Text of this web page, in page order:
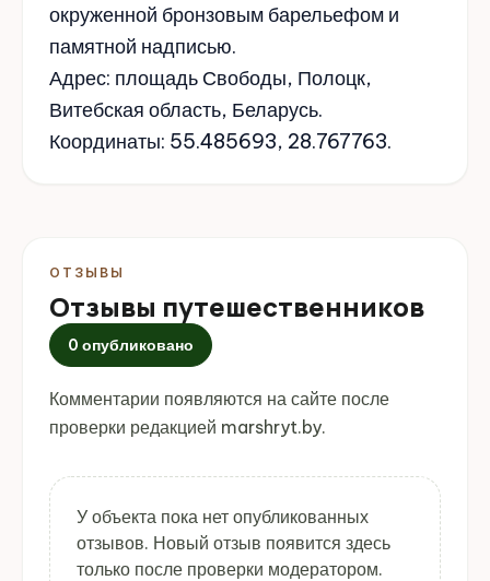
окруженной бронзовым барельефом и
памятной надписью.
Адрес: площадь Свободы, Полоцк,
Витебская область, Беларусь.
Координаты: 55.485693, 28.767763.
ОТЗЫВЫ
Отзывы путешественников
0 опубликовано
Комментарии появляются на сайте после
проверки редакцией marshryt.by.
У объекта пока нет опубликованных
отзывов. Новый отзыв появится здесь
только после проверки модератором.